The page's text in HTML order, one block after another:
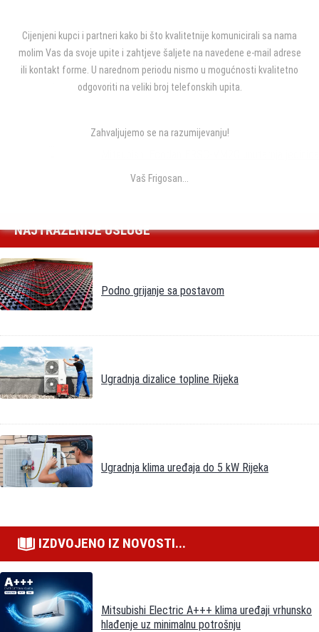
Mitsubishi ERST20D unutarnja jedinica sa
bojlerom 200L
NAJTRAŽENIJE USLUGE
Podno grijanje sa postavom
Ugradnja dizalice topline Rijeka
Ugradnja klima uređaja do 5 kW Rijeka
IZDVOJENO IZ NOVOSTI...
Mitsubishi Electric A+++ klima uređaji vrhunsko
hlađenje uz minimalnu potrošnju
Cijenjeni kupci i partneri kako bi što kvalitetnije komunicirali sa nama
molim Vas da svoje upite i zahtjeve šaljete na navedene e-mail adrese
ili kontakt forme. U narednom periodu nismo u mogućnosti kvalitetno
odgovoriti na veliki broj telefonskih upita.
Zahvaljujemo se na razumijevanju!
Vaš Frigosan...